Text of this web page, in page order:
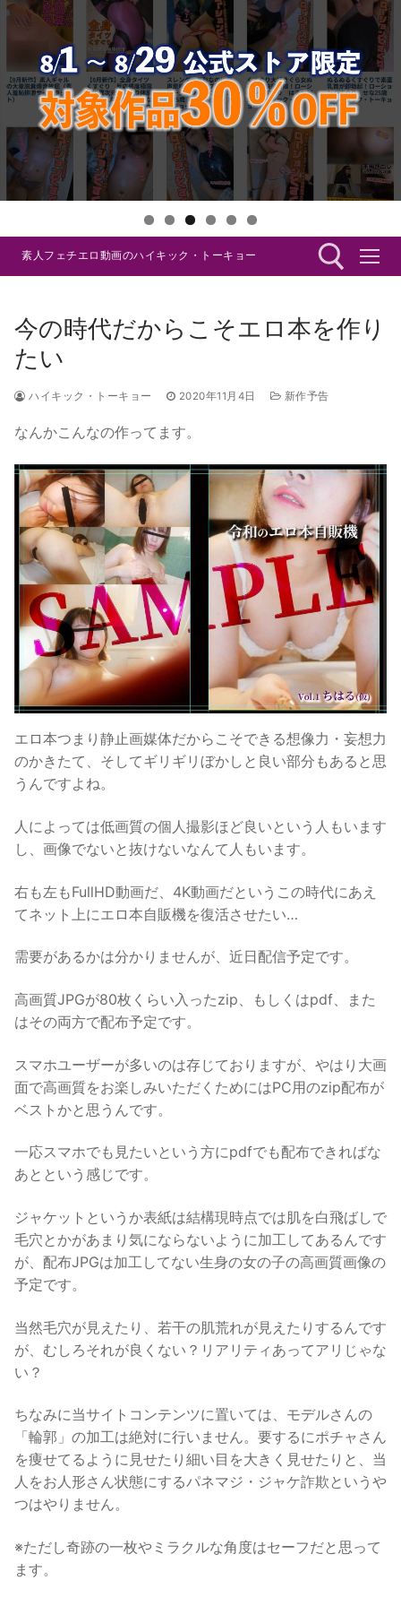
素人フェチエロ動画のハイキック・トーキョー
検索:
今の時代だからこそエロ本を作り
たい
ハイキック・トーキョー 2020年11月4日 新作予告
なんかこんなの作ってます。
エロ本つまり静止画媒体だからこそできる想像力・妄想力
のかきたて、そしてギリギリぼかしと良い部分もあると思
うんですよね。
人によっては低画質の個人撮影ほど良いという人もいます
し、画像でないと抜けないなんて人もいます。
右も左もFullHD動画だ、4K動画だというこの時代にあえ
てネット上にエロ本自販機を復活させたい…
需要があるかは分かりませんが、近日配信予定です。
高画質JPGが80枚くらい入ったzip、もしくはpdf、また
はその両方で配布予定です。
スマホユーザーが多いのは存じておりますが、やはり大画
面で高画質をお楽しみいただくためにはPC用のzip配布が
ベストかと思うんです。
一応スマホでも見たいという方にpdfでも配布できればな
あとという感じです。
ジャケットというか表紙は結構現時点では肌を白飛ばしで
毛穴とかがあまり気にならないように加工してあるんです
が、配布JPGは加工してない生身の女の子の高画質画像の
予定です。
当然毛穴が見えたり、若干の肌荒れが見えたりするんです
が、むしろそれが良くない？リアリティあってアリじゃな
い？
ちなみに当サイトコンテンツに置いては、モデルさんの
「輪郭」の加工は絶対に行いません。要するにポチャさん
を痩せてるように見せたり細い目を大きく見せたりと、当
人をお人形さん状態にするパネマジ・ジャケ詐欺というや
つはやりません。
※ただし奇跡の一枚やミラクルな角度はセーフだと思って
ます。